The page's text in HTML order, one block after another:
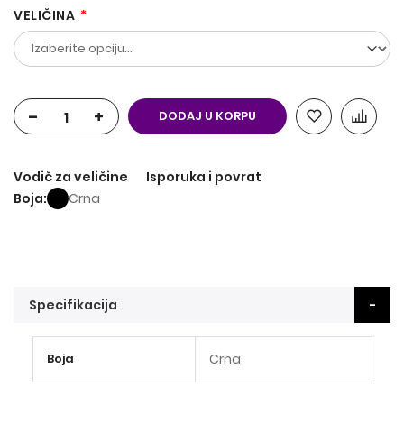
VELIČINA
- + DODAJ U KORPU
Vodič za veličine
Isporuka i povrat
Boja
Crna
Specifikacija
informacija
Boja Crna